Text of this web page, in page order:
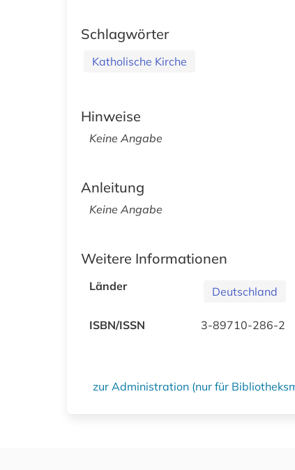
Schlagwörter
Katholische Kirche
Hinweise
Keine Angabe
Anleitung
Keine Angabe
Weitere Informationen
Länder Deutschland
ISBN/ISSN 3-89710-286-2
zur Administration (nur für